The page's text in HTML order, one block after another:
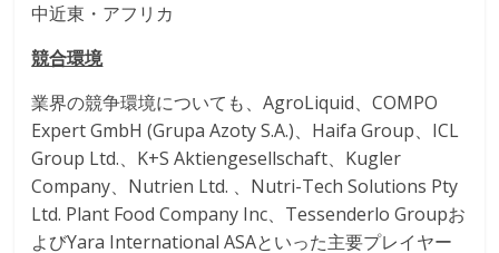
中近東・アフリカ
競合環境
業界の競争環境についても、AgroLiquid、COMPO
Expert GmbH (Grupa Azoty S.A.)、Haifa Group、ICL
Group Ltd.、K+S Aktiengesellschaft、Kugler
Company、Nutrien Ltd. 、Nutri-Tech Solutions Pty
Ltd. Plant Food Company Inc、Tessenderlo Groupお
よびYara International ASAといった主要プレイヤー